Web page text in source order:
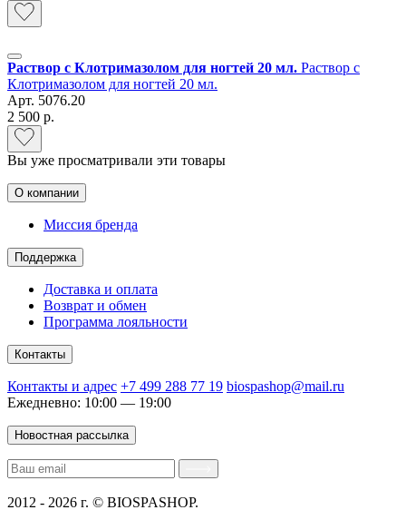
Раствор с Клотримазолом для ногтей 20 мл. Раствор с
Клотримазолом для ногтей 20 мл.
Арт. 5076.20
2 500 р.
Вы уже просматривали эти товары
О компании
Миссия бренда
Поддержка
Доставка и оплата
Возврат и обмен
Программа лояльности
Контакты
Контакты и адрес +7 499 288 77 19 biospashop@mail.ru
Ежедневно: 10:00 — 19:00
Новостная рассылка
2012 - 2026 г. © BIOSPASHOP.